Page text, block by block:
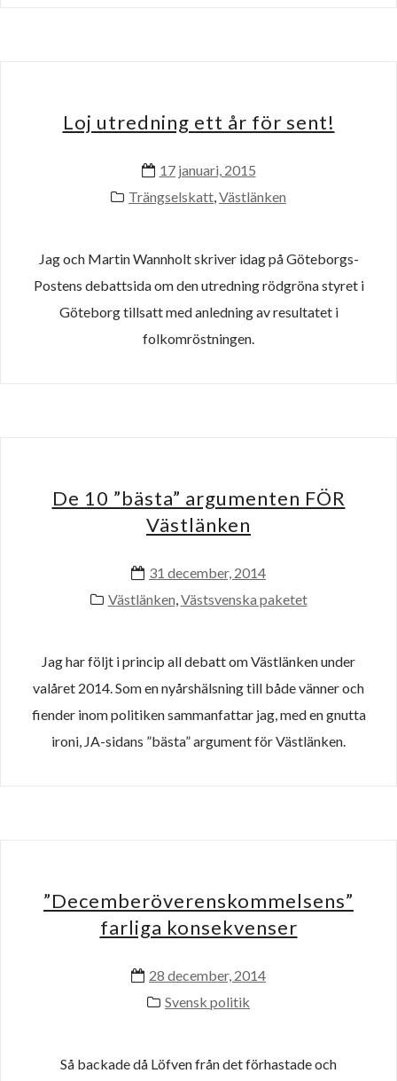
Loj utredning ett år för sent!
17 januari, 2015
Trängselskatt Västlänken
Jag och Martin Wannholt skriver idag på Göteborgs-
Postens debattsida om den utredning rödgröna styret i
Göteborg tillsatt med anledning av resultatet i
folkomröstningen.
De 10 ”bästa” argumenten FÖR
Västlänken
31 december, 2014
Västlänken,Västsvenska paketet
Jag har följt i princip all debatt om Västlänken under
valåret 2014. Som en nyårshälsning till både vänner och
fiender inom politiken sammanfattar jag, med en gnutta
ironi, JA-sidans ”bästa” argument för Västlänken.
”Decemberöverenskommelsens”
farliga konsekvenser
28 december, 2014
Svensk politik
Så backade då Löfven från det förhastade och